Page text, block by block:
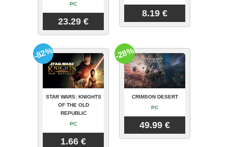
PC
23.29 €
8.19 €
STAR WARS: KNIGHTS
OF THE OLD
REPUBLIC
PC
1.66 €
-82%
CRIMSON DESERT
PC
49.99 €
-28%